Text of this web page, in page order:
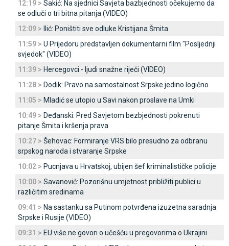
12:19 > Sakić: Na sjednici Savjeta bazbjednosti očekujemo da
se odluči o tri bitna pitanja (VIDEO)
12:09 >
Ilić: Poništiti sve odluke Kristijana Šmita
11:59 > U Prijedoru predstavljen dokumentarni film "Posljednji
svjedok" (VIDEO)
11:39 > Hercegovci - ljudi snažne riječi (VIDEO)
11:28 > Dodik: Pravo na samostalnost Srpske jedino logično
11:05 > Mladić se utopio u Savi nakon proslave na Umki
10:49 > Deđanski: Pred Savjetom bezbjednosti pokrenuti
pitanje Šmita i kršenja prava
10:27 > Šehovac: Formiranje VRS bilo presudno za odbranu
srpskog naroda i stvaranje Srpske
10:02 > Pucnjava u Hrvatskoj, ubijen šef kriminalističke policije
10:00 > Savanović: Pozorišnu umjetnost približiti publici u
različitim sredinama
09:41 > Na sastanku sa Putinom potvrđena izuzetna saradnja
Srpske i Rusije (VIDEO)
09:31 > EU više ne govori o učešću u pregovorima o Ukrajini